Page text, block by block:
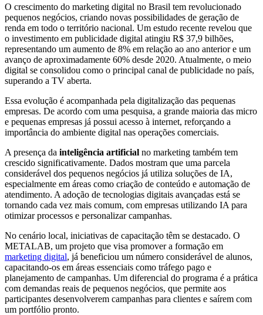
O crescimento do marketing digital no Brasil tem revolucionado
pequenos negócios, criando novas possibilidades de geração de
renda em todo o território nacional. Um estudo recente revelou que
o investimento em publicidade digital atingiu R$ 37,9 bilhões,
representando um aumento de 8% em relação ao ano anterior e um
avanço de aproximadamente 60% desde 2020. Atualmente, o meio
digital se consolidou como o principal canal de publicidade no país,
superando a TV aberta.
Essa evolução é acompanhada pela digitalização das pequenas
empresas. De acordo com uma pesquisa, a grande maioria das micro
e pequenas empresas já possui acesso à internet, reforçando a
importância do ambiente digital nas operações comerciais.
A presença da inteligência artificial no marketing também tem
crescido significativamente. Dados mostram que uma parcela
considerável dos pequenos negócios já utiliza soluções de IA,
especialmente em áreas como criação de conteúdo e automação de
atendimento. A adoção de tecnologias digitais avançadas está se
tornando cada vez mais comum, com empresas utilizando IA para
otimizar processos e personalizar campanhas.
No cenário local, iniciativas de capacitação têm se destacado. O
METALAB, um projeto que visa promover a formação em
marketing digital, já beneficiou um número considerável de alunos,
capacitando-os em áreas essenciais como tráfego pago e
planejamento de campanhas. Um diferencial do programa é a prática
com demandas reais de pequenos negócios, que permite aos
participantes desenvolverem campanhas para clientes e saírem com
um portfólio pronto.